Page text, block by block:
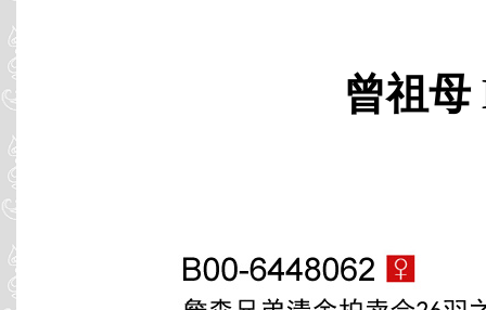
曾祖母